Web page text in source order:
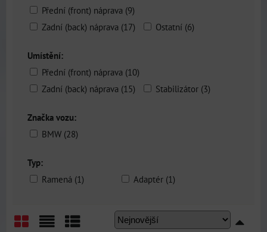
Přední (front) náprava (9)
Zadní (back) náprava (17)
Ostatní (6)
Umístění:
Přední (front) náprava (10)
Zadní (back) náprava (15)
Stabilizátor (3)
Značka vozu:
BMW (28)
Typ:
Ramená (1)
Adaptér (1)